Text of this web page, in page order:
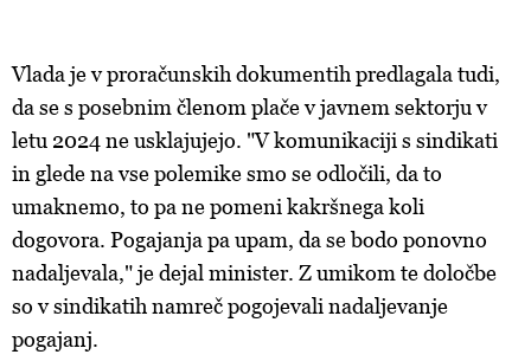
Vlada je v proračunskih dokumentih predlagala tudi,
da se s posebnim členom plače v javnem sektorju v
letu 2024 ne usklajujejo. "V komunikaciji s sindikati
in glede na vse polemike smo se odločili, da to
umaknemo, to pa ne pomeni kakršnega koli
dogovora. Pogajanja pa upam, da se bodo ponovno
nadaljevala," je dejal minister. Z umikom te določbe
so v sindikatih namreč pogojevali nadaljevanje
pogajanj.